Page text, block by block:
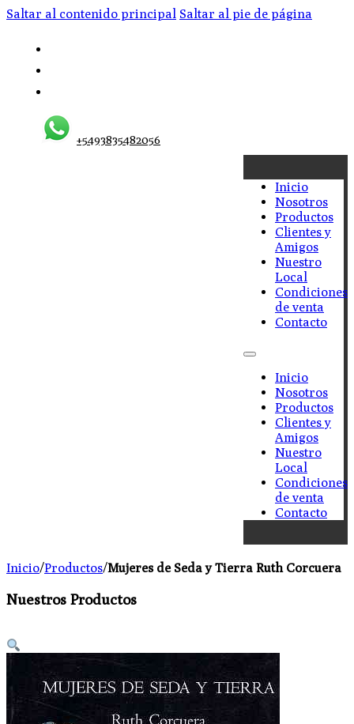
Saltar al contenido principal Saltar al pie de página
+5493835482056
Inicio
Nosotros
Productos
Clientes y
Amigos
Nuestro
Local
Condiciones
de venta
Contacto
Inicio
Nosotros
Productos
Clientes y
Amigos
Nuestro
Local
Condiciones
de venta
Contacto
Inicio/Productos/Mujeres de Seda y Tierra Ruth Corcuera
Nuestros Productos